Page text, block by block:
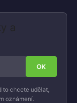
a
to chcete udělat,
oznámení.